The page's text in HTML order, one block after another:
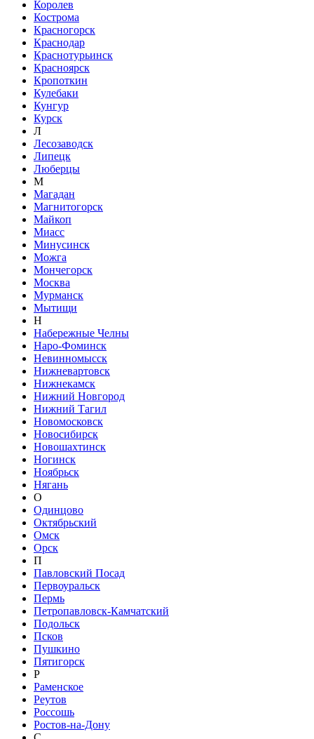
Королев
Кострома
Красногорск
Краснодар
Краснотурьинск
Красноярск
Кропоткин
Кулебаки
Кунгур
Курск
Л
Лесозаводск
Липецк
Люберцы
М
Магадан
Магнитогорск
Майкоп
Миасс
Минусинск
Можга
Мончегорск
Москва
Мурманск
Мытищи
Н
Набережные Челны
Наро-Фоминск
Невинномысск
Нижневартовск
Нижнекамск
Нижний Новгород
Нижний Тагил
Новомосковск
Новосибирск
Новошахтинск
Ногинск
Ноябрьск
Нягань
О
Одинцово
Октябрьский
Омск
Орск
П
Павловский Посад
Первоуральск
Пермь
Петропавловск-Камчатский
Подольск
Псков
Пушкино
Пятигорск
Р
Раменское
Реутов
Россошь
Ростов-на-Дону